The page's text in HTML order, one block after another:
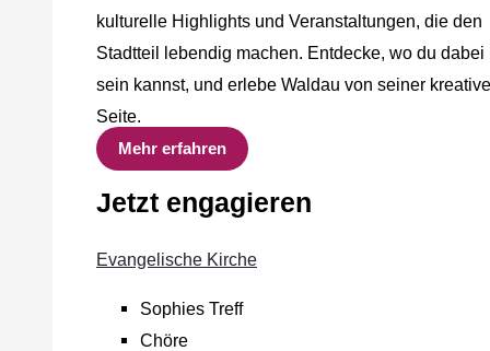
kulturelle Highlights und Veranstaltungen, die den
Stadtteil lebendig machen. Entdecke, wo du dabei
sein kannst, und erlebe Waldau von seiner
Seite.
Mehr erfahren
Jetzt engagieren
Evangelische Kirche
Sophies Treff
Chöre